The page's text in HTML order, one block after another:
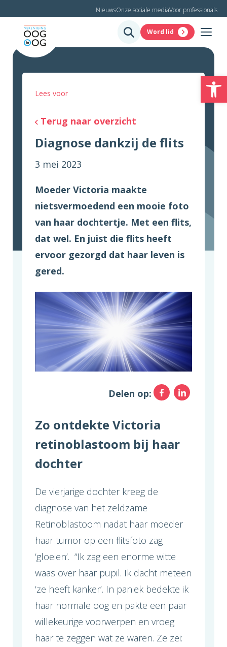
NieuwsOnze sociale mediaVoor professionals
Word lid
Lees voor
Terug naar overzicht
Diagnose dankzij de flits
3 mei 2023
Moeder Victoria maakte
nietsvermoedend een mooie foto
van haar dochtertje. Met een flits,
dat wel. En juist die flits heeft
ervoor gezorgd dat haar leven is
gered.
Delen op:
Zo ontdekte Victoria
retinoblastoom bij haar
dochter
De vierjarige dochter kreeg de
diagnose van het zeldzame
Retinoblastoom nadat haar moeder
haar tumor op een flitsfoto zag
‘gloeien’. “Ik zag een enorme witte
waas over haar pupil. Ik dacht meteen
‘ze heeft kanker’. In paniek bedekte ik
haar normale oog en pakte een paar
willekeurige voorwerpen en vroeg
haar te zeggen wat ze waren. Ze zei: